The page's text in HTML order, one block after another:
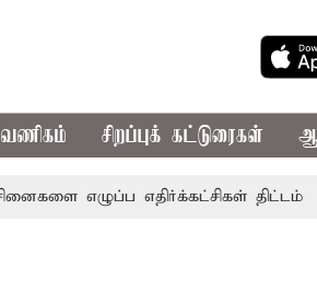
வணிகம் சிறப்புக் கட்டுரைகள்
எதிர்க்கட்சிகள் திட்டம் இன்று